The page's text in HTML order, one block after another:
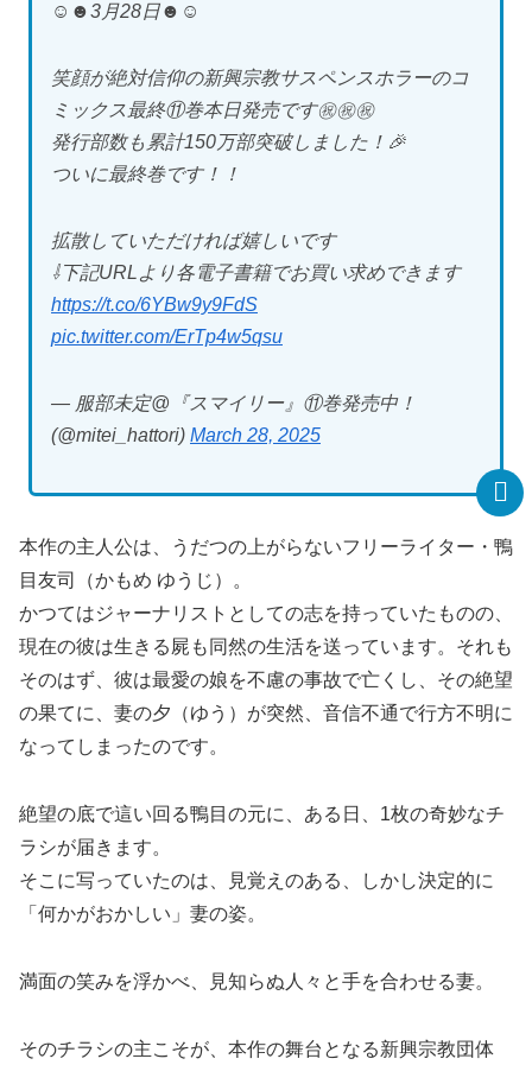
☺️☻3月28日☻☺️
笑顔が絶対信仰の新興宗教サスペンスホラーのコ
ミックス最終⑪巻本日発売です㊗️㊗️㊗️
発行部数も累計150万部突破しました！🎉
ついに最終巻です！！
拡散していただければ嬉しいです
⇩下記URLより各電子書籍でお買い求めできます
https://t.co/6YBw9y9FdS
pic.twitter.com/ErTp4w5qsu
— 服部未定@『スマイリー』⑪巻発売中！
(@mitei_hattori) March 28, 2025
本作の主人公は、うだつの上がらないフリーライター・鴨
目友司（かもめ ゆうじ）。
かつてはジャーナリストとしての志を持っていたものの、
現在の彼は生きる屍も同然の生活を送っています。それも
そのはず、彼は最愛の娘を不慮の事故で亡くし、その絶望
の果てに、妻の夕（ゆう）が突然、音信不通で行方不明に
なってしまったのです。
絶望の底で這い回る鴨目の元に、ある日、1枚の奇妙なチ
ラシが届きます。
そこに写っていたのは、見覚えのある、しかし決定的に
「何かがおかしい」妻の姿。
満面の笑みを浮かべ、見知らぬ人々と手を合わせる妻。
そのチラシの主こそが、本作の舞台となる新興宗教団体